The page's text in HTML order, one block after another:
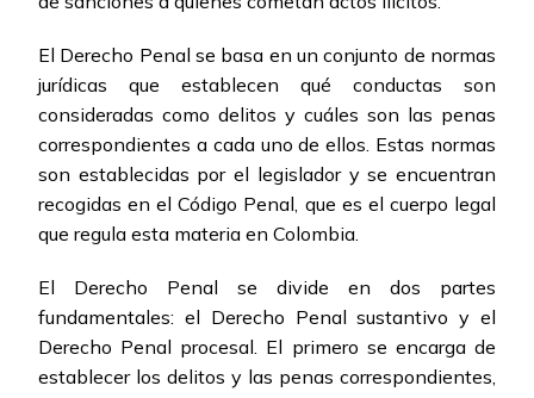
El Derecho Penal se basa en un conjunto de normas
jurídicas que establecen qué conductas son
consideradas como delitos y cuáles son las penas
correspondientes a cada uno de ellos. Estas normas
son establecidas por el legislador y se encuentran
recogidas en el Código Penal, que es el cuerpo legal
que regula esta materia en Colombia.
El Derecho Penal se divide en dos partes
fundamentales: el Derecho Penal sustantivo y el
Derecho Penal procesal. El primero se encarga de
establecer los delitos y las penas correspondientes,